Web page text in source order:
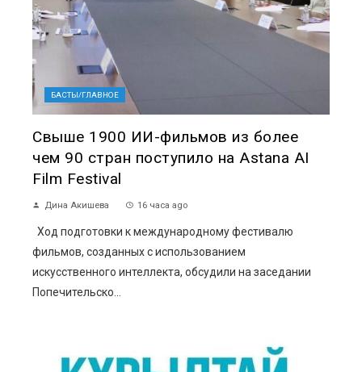
БАСТЫ/ГЛАВНОЕ
Свыше 1900 ИИ-фильмов из более
чем 90 стран поступило на Astana AI
Film Festival
Дина Акишева 16 часа ago
Ход подготовки к международному фестивалю
фильмов, созданных с использованием
искусственного интеллекта, обсудили на заседании
Попечительско...